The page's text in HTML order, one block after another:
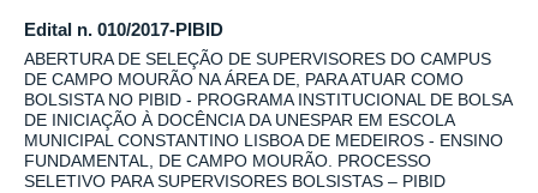
Edital n. 010/2017-PIBID
ABERTURA DE SELEÇÃO DE SUPERVISORES DO CAMPUS
DE CAMPO MOURÃO NA ÁREA DE, PARA ATUAR COMO
BOLSISTA NO PIBID - PROGRAMA INSTITUCIONAL DE BOLSA
DE INICIAÇÃO À DOCÊNCIA DA UNESPAR EM ESCOLA
MUNICIPAL CONSTANTINO LISBOA DE MEDEIROS - ENSINO
FUNDAMENTAL, DE CAMPO MOURÃO. PROCESSO
SELETIVO PARA SUPERVISORES BOLSISTAS – PIBID